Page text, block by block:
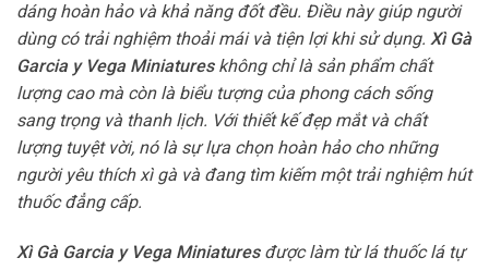
dáng hoàn hảo và khả năng đốt đều. Điều này giúp người
dùng có trải nghiệm thoải mái và tiện lợi khi sử dụng. Xì Gà
Garcia y Vega Miniatureskhông chỉ là sản phẩm chất
lượng cao mà còn là biểu tượng của phong cách sống
sang trọng và thanh lịch. Với thiết kế đẹp mắt và chất
lượng tuyệt vời, nó là sự lựa chọn hoàn hảo cho những
người yêu thích xì gà và đang tìm kiếm một trải nghiệm hút
thuốc đẳng cấp.
Xì Gà Garcia y Vega Miniatures được làm từ lá thuốc lá tự